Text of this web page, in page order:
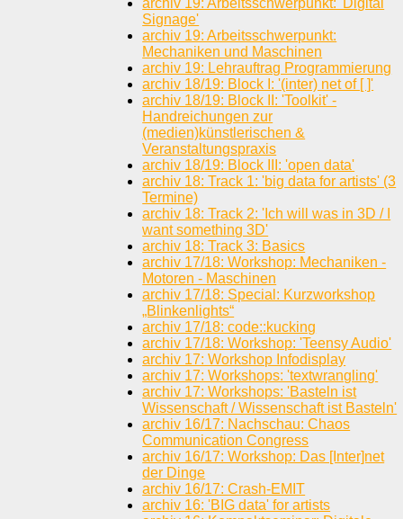
archiv 19: Arbeitsschwerpunkt: 'Digital
Signage'
archiv 19: Arbeitsschwerpunkt:
Mechaniken und Maschinen
archiv 19: Lehrauftrag Programmierung
archiv 18/19: Block I: '(inter) net of [ ]'
archiv 18/19: Block II: 'Toolkit' -
Handreichungen zur
(medien)künstlerischen &
Veranstaltungspraxis
archiv 18/19: Block III: 'open data'
archiv 18: Track 1: 'big data for artists' (3
Termine)
archiv 18: Track 2: 'Ich will was in 3D / I
want something 3D'
archiv 18: Track 3: Basics
archiv 17/18: Workshop: Mechaniken -
Motoren - Maschinen
archiv 17/18: Special: Kurzworkshop
„Blinkenlights“
archiv 17/18: code::kucking
archiv 17/18: Workshop: 'Teensy Audio'
archiv 17: Workshop Infodisplay
archiv 17: Workshops: 'textwrangling'
archiv 17: Workshops: 'Basteln ist
Wissenschaft / Wissenschaft ist Basteln'
archiv 16/17: Nachschau: Chaos
Communication Congress
archiv 16/17: Workshop: Das [Inter]net
der Dinge
archiv 16/17: Crash-EMIT
archiv 16: 'BIG data' for artists